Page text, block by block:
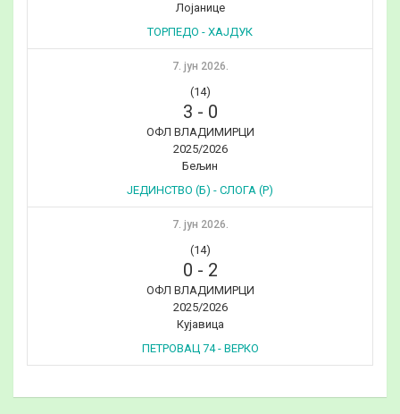
Лојанице
ТОРПЕДО - ХАЈДУК
7. јун 2026.
(14)
3 - 0
ОФЛ ВЛАДИМИРЦИ
2025/2026
Бељин
ЈЕДИНСТВО (Б) - СЛОГА (Р)
7. јун 2026.
(14)
0 - 2
ОФЛ ВЛАДИМИРЦИ
2025/2026
Кујавица
ПЕТРОВАЦ 74 - ВЕРКО